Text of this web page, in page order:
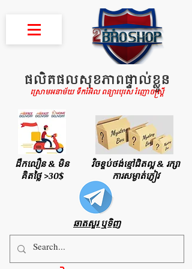
ផលិតផលសុខភាពផ្ទាល់ខ្លួន
ស្រោមអនាម័យ ទឹករំអិល ពន្យារបុរស រំញោចស្រ្តី
ដឹកលឿន & មិន
គិតថ្លៃ >30$
វិចខ្ចប់ថង់ខ្មៅជិតល្អ & រក្សា
ការសម្ងាត់ភ្ញៀវ
ឆាតសួរ ឬទិញ